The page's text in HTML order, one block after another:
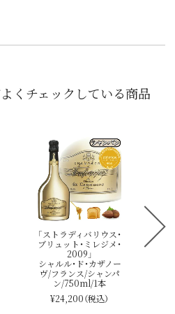
くチェックしている商品
「ストラディバリウス・
ブリュット・ミレジメ・
2009」
シャルル・ド・カザノー
ヴ/フランス/シャンパ
ン/750ml/1本
¥24,200（税込）